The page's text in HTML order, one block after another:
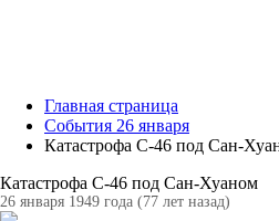
Главная страница
События 26 января
Катастрофа C-46 под Сан-
Катастрофа C-46 под Сан-Хуаном
26 января 1949 года (77 лет назад)